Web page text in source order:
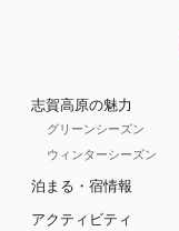
志賀高原の魅力
グリーンシーズン
ウィンターシーズン
泊まる・宿情報
アクティビティ